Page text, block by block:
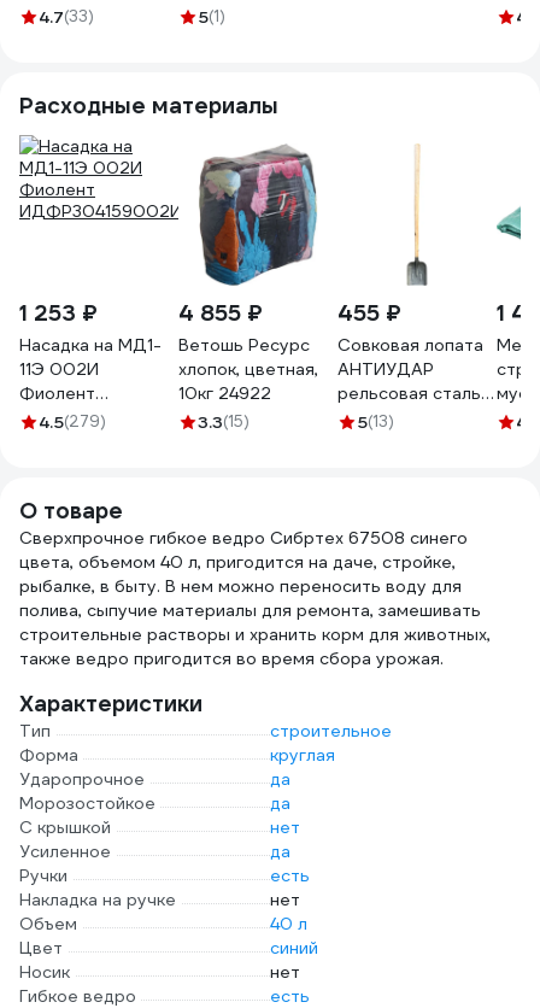
40л, зеленое
4.7(33)
оранжевое 410-
5(1) 4.9
Расходные материалы
1 253 ₽
Насадка на МД1-
11Э 002И
Фиолент
ИДФР304159002И
4.5(279)
4 855 ₽
Ветошь Ресурс
хлопок, цветная,
10кг 24922
3.3(15)
455 ₽
Совковая лопата
АНТИУДАР
рельсовая сталь в
сборе
5(13)
1
4.1
О товаре
Сверхпрочное гибкое ведро Сибртех 67508 синего
цвета, объемом 40 л, пригодится на даче, стройке,
рыбалке, в быту. В нем можно переносить воду для
полива, сыпучие материалы для ремонта, замешивать
строительные растворы и хранить корм для животных,
также ведро пригодится во время сбора урожая.
Характеристики
Тип
строительное
Форма
круглая
Ударопрочное
да
Морозостойкое
да
С крышкой
нет
Усиленное
да
Ручки
есть
Накладка на ручке
нет
Объем
40 л
Цвет
синий
Носик
нет
Гибкое ведро
есть